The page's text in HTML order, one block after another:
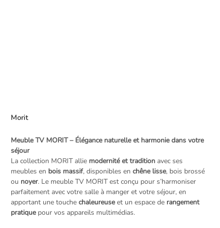
Morit
Meuble TV MORIT – Élégance naturelle et harmonie dans votre
séjour
La collection MORIT allie modernité et tradition avec ses
meubles en bois massif, disponibles enchêne lisse, bois brossé
ou noyer. Le meuble TV MORIT est conçu pour s’harmoniser
parfaitement avec votre salle à manger et votre séjour, en
apportant une touchechaleureuseet un espace de rangement
pratique pour vos appareils multimédias.